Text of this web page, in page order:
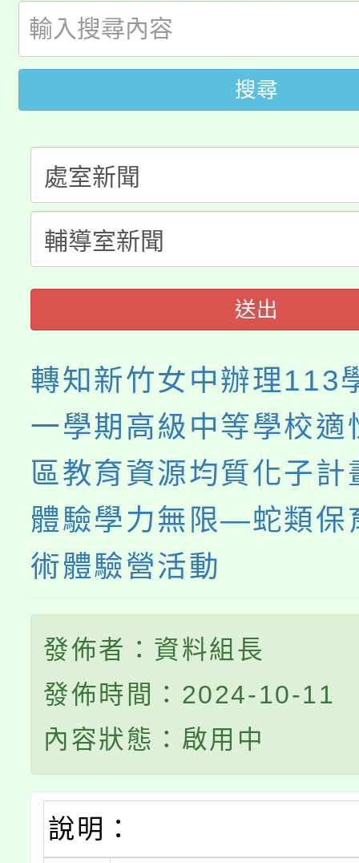
代理(課)教師甄選結果(
公告本校115學年度第
代理(課)教師甄選結果(
轉知中國文化大學推廣
《TA101》溝通分析基
程，歡迎學生輔導中心
心理、諮商輔導、社會
系所師生報名參加。
轉知苗栗縣政府辦理
縣市「校園短影音徵選
門員」簡章及活動海報
踴躍報名參加。
桃園市115學年度學生
要點
「桃園市補助參觀特色
展演活動實施計畫」
115年度「教育部表揚
義教育推展貢獻獎」
搜尋
送出
轉知新竹女中辦理113
一學期高級中等學校適
區教育資源均質化子計
體驗學力無限—蛇類保
術體驗營活動
發佈者：資料組長
發佈時間：2024-10-11
內容狀態：啟用中
說明：